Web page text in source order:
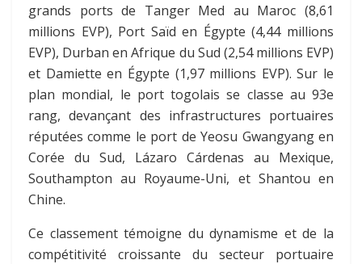
grands ports de Tanger Med au Maroc (8,61
millions EVP), Port Saïd en Égypte (4,44 millions
EVP), Durban en Afrique du Sud (2,54 millions EVP)
et Damiette en Égypte (1,97 millions EVP). Sur le
plan mondial, le port togolais se classe au 93e
rang, devançant des infrastructures portuaires
réputées comme le port de Yeosu Gwangyang en
Corée du Sud, Lázaro Cárdenas au Mexique,
Southampton au Royaume-Uni, et Shantou en
Chine.
Ce classement témoigne du dynamisme et de la
compétitivité croissante du secteur portuaire